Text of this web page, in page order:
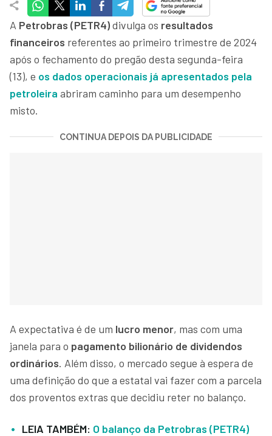
A Petrobras (PETR4)divulga os resultados
financeiros referentes ao primeiro trimestre de 2024
após o fechamento do pregão desta segunda-feira
(13), e os dados operacionais já apresentados pela
petroleira abriram caminho para um desempenho
misto.
CONTINUA DEPOIS DA PUBLICIDADE
A expectativa é de um lucro menor, mas com uma
janela para o pagamento bilionário de dividendos
ordinários. Além disso, o mercado segue à espera de
uma definição do que a estatal vai fazer com a parcela
dos proventos extras que decidiu reter no balanço.
LEIA TAMBÉM: O balanço da Petrobras (PETR4)